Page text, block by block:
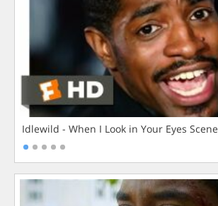
Idlewild - When I Look in Your Eyes Scene